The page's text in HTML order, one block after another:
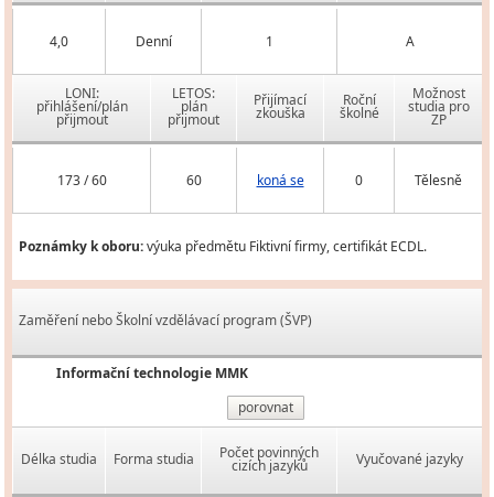
4,0 Denní 1 A
LONI:
přihlášení/plán
přijmout
LETOS:
plán
přijmout
Přijímací
zkouška
Roční
školné
Možnost
studia pro
ZP
173 / 60 60 koná se 0 Tělesně
Poznámky k oboru:výuka předmětu Fiktivní firmy, certifikát ECDL.
Zaměření nebo Školní vzdělávací program (ŠVP)
Informační technologie MMK
porovnat
Délka studia Forma studia Počet povinných
cizích jazyků Vyučované jazyky